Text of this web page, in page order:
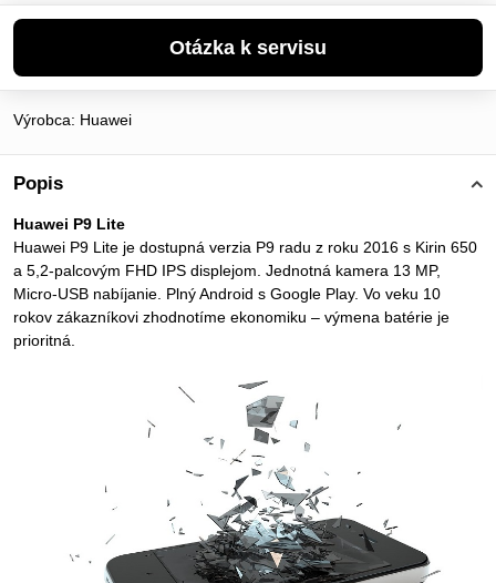
Výrobca: Huawei
Popis
Huawei P9 Lite
Huawei P9 Lite je dostupná verzia P9 radu z roku 2016 s Kirin 650
a 5,2-palcovým FHD IPS displejom. Jednotná kamera 13 MP,
Micro-USB nabíjanie. Plný Android s Google Play. Vo veku 10
rokov zákazníkovi zhodnotíme ekonomiku – výmena batérie je
prioritná.